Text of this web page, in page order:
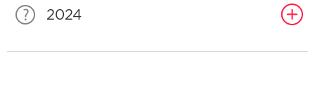
2024